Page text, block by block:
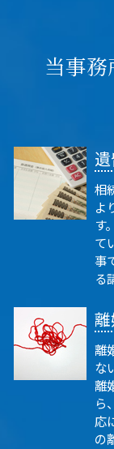
当事
相
よ
す
て
事
る
離
な
離
ら
応
の